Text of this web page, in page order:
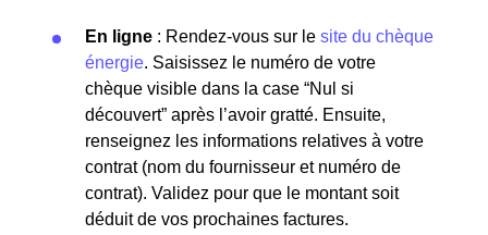
En ligne : Rendez-vous sur le site du chèque
énergie. Saisissez le numéro de votre
chèque visible dans la case “Nul si
découvert” après l’avoir gratté. Ensuite,
renseignez les informations relatives à votre
contrat (nom du fournisseur et numéro de
contrat). Validez pour que le montant soit
déduit de vos prochaines factures.